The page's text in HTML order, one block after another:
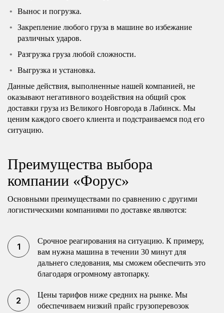
Вынос и погрузка.
Закрепление любого груза в машине во избежание
различных ударов.
Разгрузка груза любой сложности.
Выгрузка и установка.
Данные действия, выполненные нашей компанией, не
оказывают негативного воздействия на общий срок
доставки груза из Великого Новгорода в Лабинск. Мы
ценим каждого своего клиента и подстраиваемся под его
ситуацию.
Преимущества выбора
компании «Форус»
Основными преимуществами по сравнению с другими
логистическими компаниями по доставке являются:
Срочное реагирования на ситуацию. К примеру,
вам нужна машина в течении 30 минут для
дальнего следования, мы сможем обеспечить это
благодаря огромному автопарку.
Цены тарифов ниже средних на рынке. Мы
обеспечиваем низкий прайс грузоперевозок